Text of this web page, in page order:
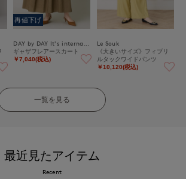
再値下げ
ギャザフレアースカート
￥7,040(税込)
Le Souk
《大きいサイズ》フィブリ
ルタックワイドパンツ
￥10,120(税込)
一覧を見る
最近見たアイテム
Recent